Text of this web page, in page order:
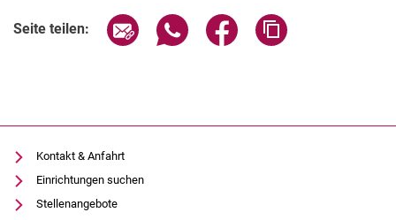
Seite teilen: Seite über E-Mail teilen
Seite über WhatsApp teilen
Seite über Facebook
Kontakt & Anfahrt
Einrichtungen suchen
Stellenangebote